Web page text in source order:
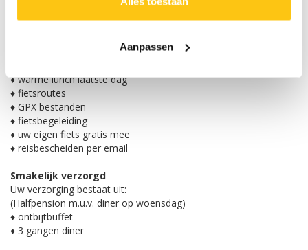
Aanpassen
NIET INBEGREPEN
♦ 2 persoonskamer met douche en toilet
♦ warme lunch laatste dag
♦ fietsroutes
♦ GPX bestanden
♦ fietsbegeleiding
♦ uw eigen fiets gratis mee
♦ reisbescheiden per email
Smakelijk verzorgd
Uw verzorging bestaat uit:
(Halfpension m.u.v. diner op woensdag)
♦ ontbijtbuffet
♦ 3 gangen diner